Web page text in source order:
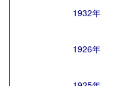
1932年
1926年